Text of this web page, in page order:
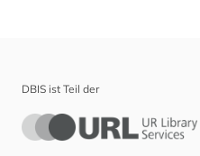
DBIS ist Teil der